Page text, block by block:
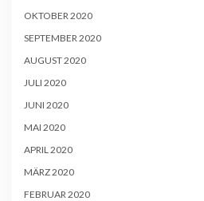
OKTOBER 2020
SEPTEMBER 2020
AUGUST 2020
JULI 2020
JUNI 2020
MAI 2020
APRIL 2020
MÄRZ 2020
FEBRUAR 2020